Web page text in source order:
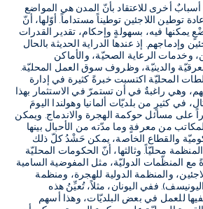
أخرى للاعتقاد بأنّ المدن هي المواضع
توطين اللاجئين توطيناً مستداماً. أوّلها، أنّ
فيه، بسهولةٍ وإحكام، تقدير القدرات
وإدماجهم. إذ عندها الدراية الحديثة بالحال
وخدمات الرعاية الصحيّة، والأماكن
والدينيّة، وظروف سوق العمل المحليّة.
المحليّة اكتسبت خبرةً كثيرة في إدارة
وهي راغبةٌ في أن تستمرّ في الاستثمار بهذا
في كثيرٍ من بلديّات ألمانيا وهولندا اليومَ
على مسائل حوكمة الهجرة والاندماج. ويمكن
من معرفةٍ وما مدّته من الأحبال بينها
والقطاع الخاصة، يمكن حَشْدُ كلّ ذلك
محليّاً. وثالثها، أنّ الحكومات المحليّة
المنظّمات الدوليّة، مثل المفوضية السامية
والمنظمة الدولية للهجرة، ومنظمة
ففي اليونان، مثلاً، تُعيِّنُ هذه
للعمل في بعض البلديّات، وهذا أسهم